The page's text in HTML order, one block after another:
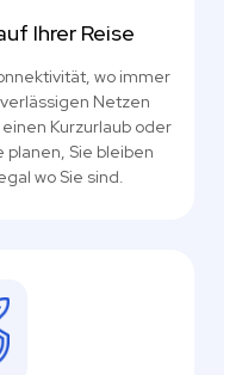
Ihrer Reise
wo immer
Netzen
Kurzurlaub oder
Sie bleiben
wo Sie sind.